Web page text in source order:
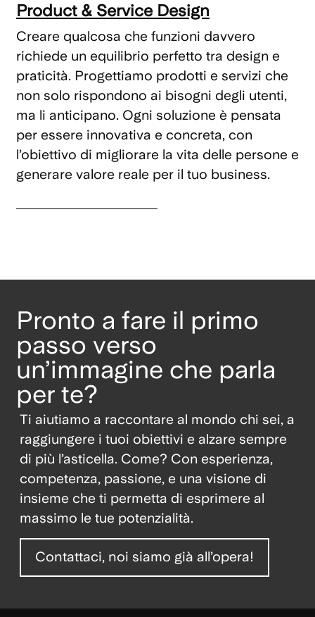
Product & Service Design
Creare qualcosa che funzioni davvero
richiede un equilibrio perfetto tra design e
praticità. Progettiamo prodotti e servizi che
non solo rispondono ai bisogni degli utenti,
ma li anticipano. Ogni soluzione è pensata
per essere innovativa e concreta, con
l’obiettivo di migliorare la vita delle persone e
generare valore reale per il tuo business.
Pronto a fare il primo
passo verso
un’immagine che parla
per te?
Ti aiutiamo a raccontare al mondo chi sei, a
raggiungere i tuoi obiettivi e alzare sempre
di più l’asticella. Come? Con esperienza,
competenza, passione, e una visione di
insieme che ti permetta di esprimere al
massimo le tue potenzialità.
Contattaci, noi siamo già all’opera!